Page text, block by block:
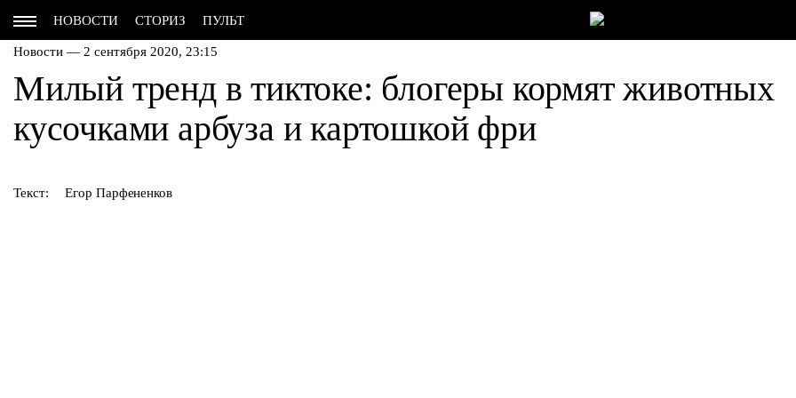
НОВОСТИ СТОРИЗ ПУЛЬТ
Новости — 2 сентября 2020, 23:15
Милый тренд в тиктоке: блогеры кормят животных
кусочками арбуза и картошкой фри
Текст: Егор Парфененков